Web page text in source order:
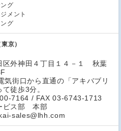
グ
メント
グ
京）
区外神田４丁目１４－１ 秋葉
気街口から直通の「アキバブリ
徒歩3分。
7164 / FAX 03-6743-1713
ビス部 本部
sales@lhh.com